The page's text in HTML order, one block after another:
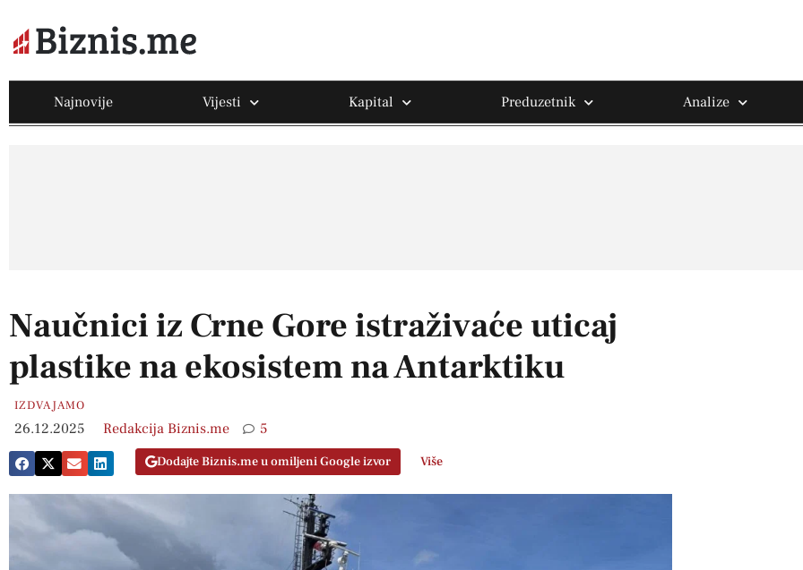
Najnovije Vijesti Kapital Preduzetnik Analize
Naučnici iz Crne Gore istraživaće uticaj
plastike na ekosistem na Antarktiku
IZDVAJAMO
26.12.2025 Redakcija Biznis.me 5
Dodajte Biznis.me u omiljeni Google izvor Više